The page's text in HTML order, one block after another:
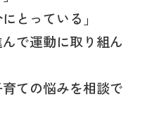
とっている」
で運動に取り組ん
ての悩みを相談で